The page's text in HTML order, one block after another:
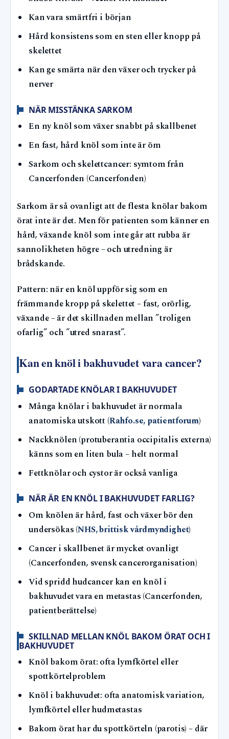
Kan vara smärtfri i början
Hård konsistens som en sten eller knopp på
skelettet
Kan ge smärta när den växer och trycker på
nerver
NÄR MISSTÄNKA SARKOM
En ny knöl som växer snabbt på skallbenet
En fast, hård knöl som inte är öm
Sarkom och skelettcancer: symtom från
Cancerfonden (Cancerfonden)
Sarkom är så ovanligt att de flesta knölar bakom
örat inte är det. Men för patienten som känner en
hård, växande knöl som inte går att rubba är
sannolikheten högre – och utredning är
brådskande.
Pattern: när en knöl uppför sig som en
främmande kropp på skelettet – fast, orörlig,
växande – är det skillnaden mellan ”troligen
ofarlig” och ”utred snarast”.
Kan en knöl i bakhuvudet vara cancer?
GODARTADE KNÖLAR I BAKHUVUDET
Många knölar i bakhuvudet är normala
anatomiska utskott (Rahfo.se, patientforum)
Nackknölen (protuberantia occipitalis externa)
känns som en liten bula – helt normal
Fettknölar och cystor är också vanliga
NÄR ÄR EN KNÖL I BAKHUVUDET FARLIG?
Om knölen är hård, fast och växer bör den
undersökas (NHS, brittisk vårdmyndighet)
Cancer i skallbenet är mycket ovanligt
(Cancerfonden, svensk cancerorganisation)
Vid spridd hudcancer kan en knöl i
bakhuvudet vara en metastas (Cancerfonden,
patientberättelse)
SKILLNAD MELLAN KNÖL BAKOM ÖRAT OCH I
BAKHUVUDET
Knöl bakom örat: ofta lymfkörtel eller
spottkörtelproblem
Knöl i bakhuvudet: ofta anatomisk variation,
lymfkörtel eller hudmetastas
Bakom örat har du spottkörteln (parotis) – där